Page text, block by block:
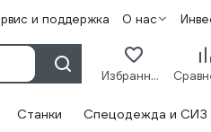
и поддержка О нас
Избранное
Станки Спецодежда и СИЗ